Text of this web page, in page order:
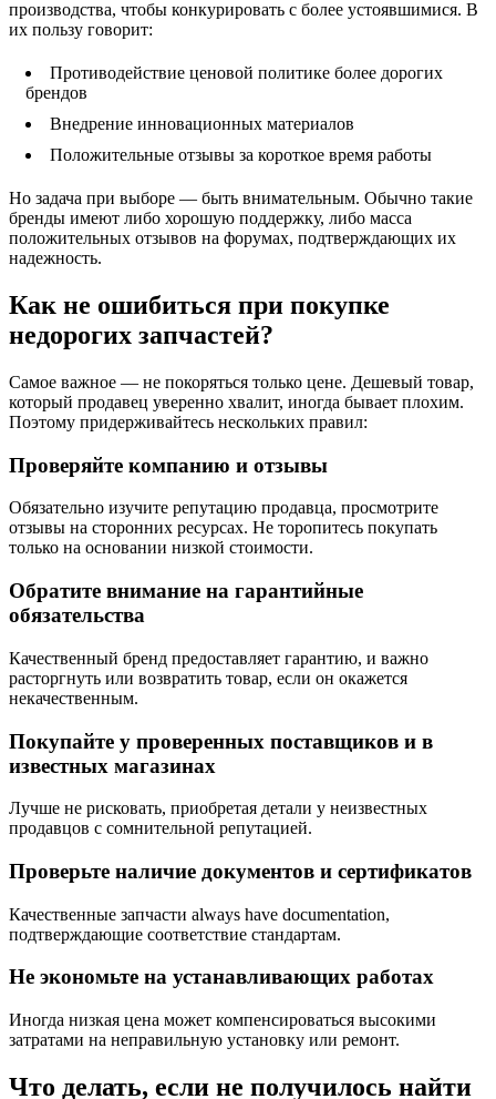
производства, чтобы конкурировать с более устоявшимися. В
их пользу говорит:
Противодействие ценовой политике более дорогих
брендов
Внедрение инновационных материалов
Положительные отзывы за короткое время работы
Но задача при выборе — быть внимательным. Обычно такие
бренды имеют либо хорошую поддержку, либо масса
положительных отзывов на форумах, подтверждающих их
надежность.
Как не ошибиться при покупке
недорогих запчастей?
Самое важное — не покоряться только цене. Дешевый товар,
который продавец уверенно хвалит, иногда бывает плохим.
Поэтому придерживайтесь нескольких правил:
Проверяйте компанию и отзывы
Обязательно изучите репутацию продавца, просмотрите
отзывы на сторонних ресурсах. Не торопитесь покупать
только на основании низкой стоимости.
Обратите внимание на гарантийные
обязательства
Качественный бренд предоставляет гарантию, и важно
расторгнуть или возвратить товар, если он окажется
некачественным.
Покупайте у проверенных поставщиков и в
известных магазинах
Лучше не рисковать, приобретая детали у неизвестных
продавцов с сомнительной репутацией.
Проверьте наличие документов и сертификатов
Качественные запчасти always have documentation,
подтверждающие соответствие стандартам.
Не экономьте на устанавливающих работах
Иногда низкая цена может компенсироваться высокими
затратами на неправильную установку или ремонт.
Что делать, если не получилось найти